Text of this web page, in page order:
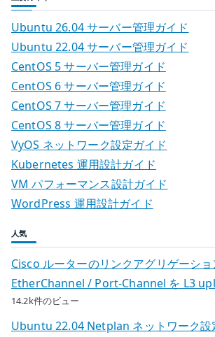
Ubuntu 26.04 サーバー管理ガイド
Ubuntu 22.04 サーバー管理ガイド
CentOS 5 サーバー管理ガイド
CentOS 6 サーバー管理ガイド
CentOS 7 サーバー管理ガイド
CentOS 8 サーバー管理ガイド
VyOS ネットワーク設定ガイド
Kubernetes 運用設計ガイド
VM パフォーマンス設計ガイド
WordPress 運用設計ガイド
人気
Cisco ルーターのリンクアグリゲーショ
EtherChannel / Port-Channel を L3
14.2k件のビュー
Ubuntu 22.04 Netplan ネットワーク設